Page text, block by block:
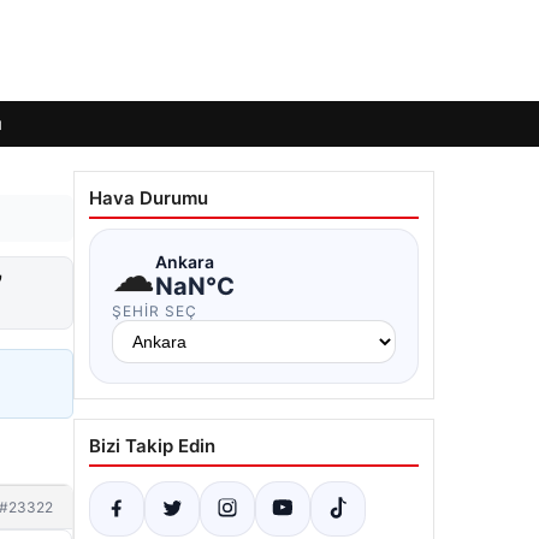
#23322
Hava Durumu
☁Ankara
NaN°C
ŞEHIR SEÇ
Bizi Takip Edin